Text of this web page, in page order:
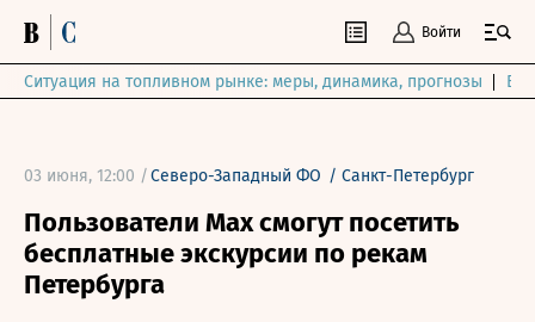
Войти
Ситуация на топливном рынке: меры, динамика, прогнозы
03 июня, 12:00 /Северо-Западный ФО / Санкт-Петербург
Пользователи Maх смогут посетить
бесплатные экскурсии по рекам
Петербурга